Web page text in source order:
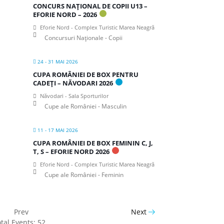
CONCURS NAȚIONAL DE COPII U13 –
EFORIE NORD – 2026
Eforie Nord - Complex Turistic Marea Neagră
Concursuri Naționale - Copii
24 - 31 MAI 2026
CUPA ROMÂNIEI DE BOX PENTRU
CADEȚI – NĂVODARI 2026
Năvodari - Sala Sporturilor
Cupe ale României - Masculin
11 - 17 MAI 2026
CUPA ROMÂNIEI DE BOX FEMININ C, J,
T, S – EFORIE NORD 2026
Eforie Nord - Complex Turistic Marea Neagră
Cupe ale României - Feminin
Prev
Next